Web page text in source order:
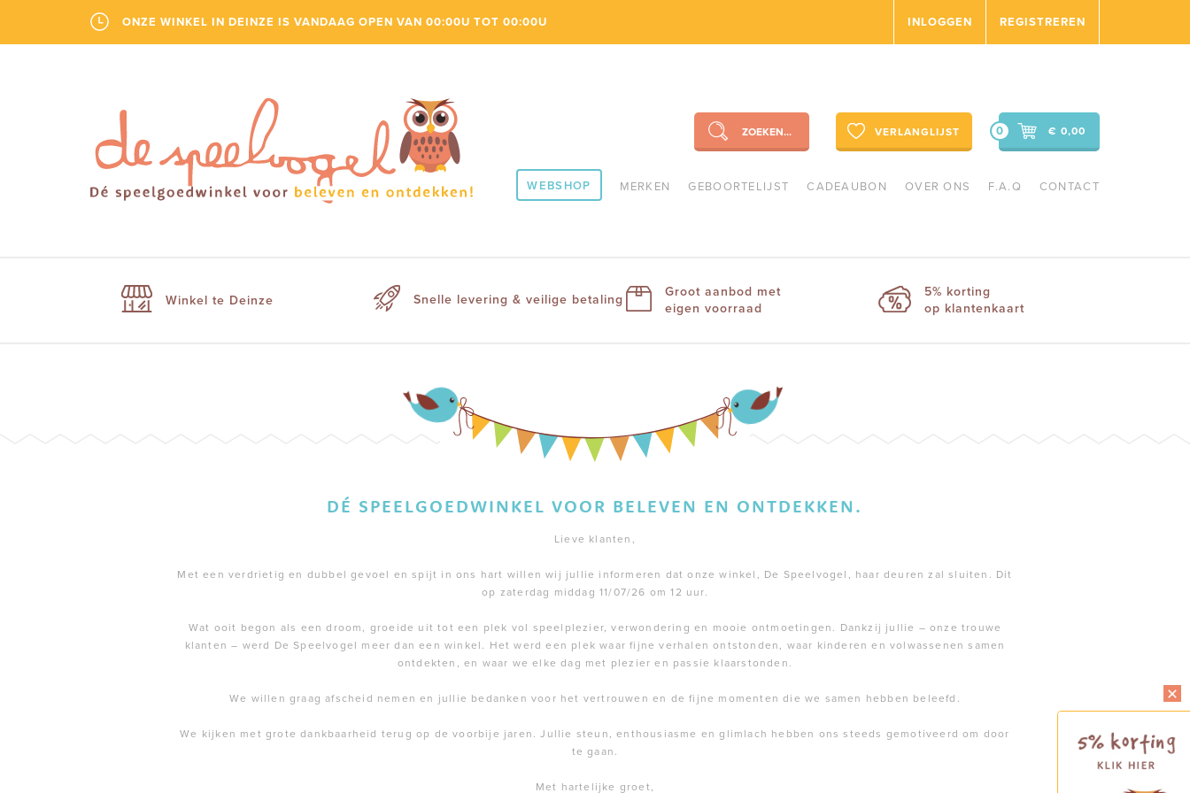
ONZE WINKEL IN DEINZE IS VANDAAG OPEN VAN 00:00U TOT 00:00U INLOGGEN REGISTREREN
ZOEKEN...
SEARCH
VERLANGLIJST € 0,00
0
WEBSHOP MERKEN GEBOORTELIJST CADEAUBON OVER ONS F.A.Q CONTACT
Winkel te Deinze Snelle levering & veilige betaling
Groot aanbod met
eigen voorraad
5% korting
op klantenkaart
DÉ SPEELGOEDWINKEL VOOR BELEVEN EN ONTDEKKEN.
Lieve klanten,
Met een verdrietig en dubbel gevoel en spijt in ons hart willen wij jullie informeren dat onze winkel, De Speelvogel, haar deuren zal sluiten. Dit
op zaterdag middag 11/07/26 om 12 uur.
Wat ooit begon als een droom, groeide uit tot een plek vol speelplezier, verwondering en mooie ontmoetingen. Dankzij jullie – onze trouwe
klanten – werd De Speelvogel meer dan een winkel. Het werd een plek waar fijne verhalen ontstonden, waar kinderen en volwassenen samen
ontdekten, en waar we elke dag met plezier en passie klaarstonden.
We willen graag afscheid nemen en jullie bedanken voor het vertrouwen en de fijne momenten die we samen hebben beleefd.
We kijken met grote dankbaarheid terug op de voorbije jaren. Jullie steun, enthousiasme en glimlach hebben ons steeds gemotiveerd om door
te gaan.
Met hartelijke groet,